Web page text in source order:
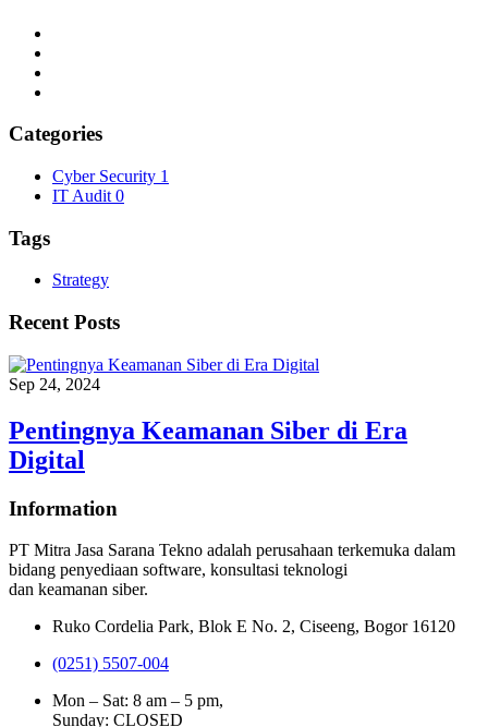
Categories
Cyber Security 1
IT Audit 0
Tags
Strategy
Recent Posts
Sep 24, 2024
Pentingnya Keamanan Siber di Era
Digital
Information
PT Mitra Jasa Sarana Tekno adalah perusahaan terkemuka dalam
bidang penyediaan software, konsultasi teknologi
dan keamanan siber.
Ruko Cordelia Park, Blok E No. 2, Ciseeng, Bogor 16120
(0251) 5507-004
Mon – Sat: 8 am – 5 pm,
Sunday: CLOSED